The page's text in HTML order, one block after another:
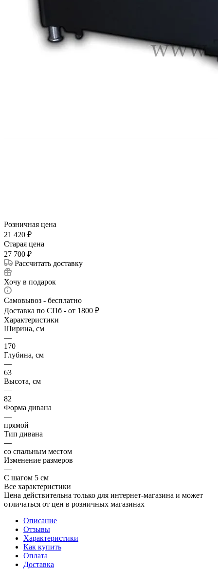
Розничная цена
21 420 ₽
Cтарая цена
27 700 ₽
Рассчитать доставку
Хочу в подарок
Самовывоз - бесплатно
Доставка по СПб - от 1800 ₽
Характеристики
Ширина, см
—
170
Глубина, см
—
63
Высота, см
—
82
Форма дивана
—
прямой
Тип дивана
—
со спальным местом
Изменение размеров
—
С шагом 5 см
Все характеристики
Цена действительна только для интернет-магазина и может
отличаться от цен в розничных магазинах
Описание
Отзывы
Характеристики
Как купить
Оплата
Доставка